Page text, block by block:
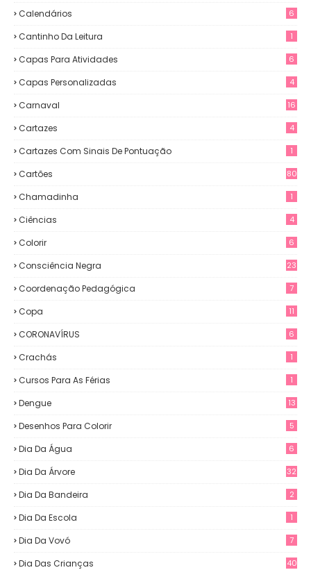
Calendários 6
Cantinho Da Leitura 1
Capas Para Atividades 6
Capas Personalizadas 4
Carnaval 16
Cartazes 4
Cartazes Com Sinais De Pontuação 1
Cartões 80
Chamadinha 1
Ciências 4
Colorir 6
Consciência Negra 23
Coordenação Pedagógica 7
Copa 11
CORONAVÍRUS 6
Crachás 1
Cursos Para As Férias 1
Dengue 13
Desenhos Para Colorir 5
Dia Da Água 6
Dia Da Árvore 32
Dia Da Bandeira 2
Dia Da Escola 1
Dia Da Vovó 7
Dia Das Crianças 40